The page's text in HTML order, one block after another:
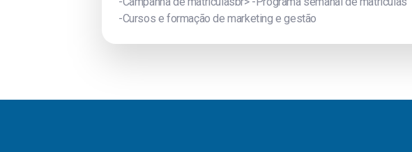
-Cursos e formação de marketing e gestão